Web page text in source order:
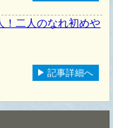
！二人のなれ初めや
記事詳細へ